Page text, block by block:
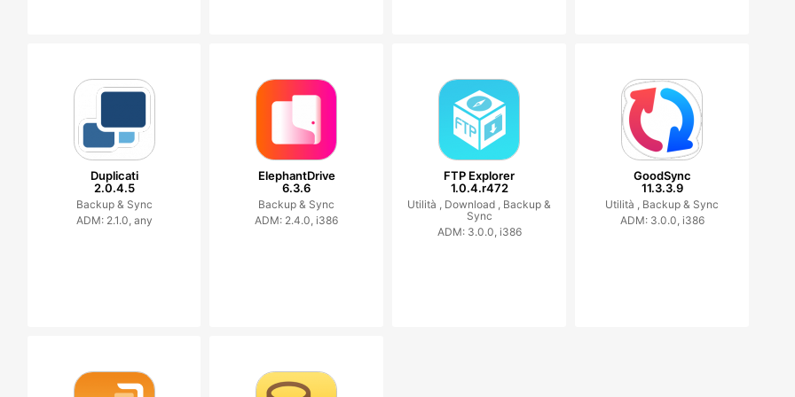
Duplicati
2.0.4.5
Backup & Sync
ADM: 2.1.0, any
ElephantDrive
6.3.6
Backup & Sync
ADM: 2.4.0, i386
FTP Explorer
1.0.4.r472
Utilità , Download , Backup &
Sync
ADM: 3.0.0, i386
GoodSync
11.3.3.9
Utilità , Backup & Sync
ADM: 3.0.0, i386